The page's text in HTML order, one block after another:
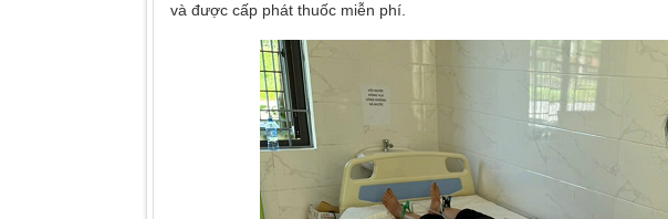
và được cấp phát thuốc miễn phí.